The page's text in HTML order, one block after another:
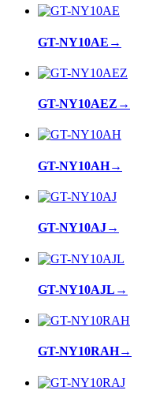
GT-NY10AE →
GT-NY10AEZ →
GT-NY10AH→
GT-NY10AJ→
GT-NY10AJL →
GT-NY10RAH→